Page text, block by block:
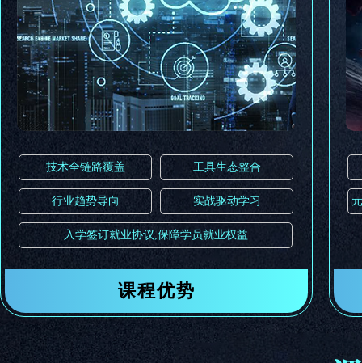
技术全链路覆盖 工具生态整合
行业趋势导向 实战驱动学习
入学签订就业协议,保障学员就业权益
课程优势